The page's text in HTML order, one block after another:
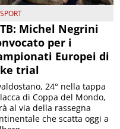
SPORT
Michel Negrini
per i
Europei di
trial
24° nella tappa
di Coppa del Mondo,
al via della rassegna
che scatta oggi a